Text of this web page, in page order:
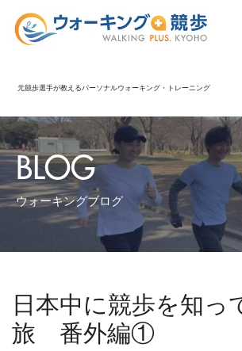
元競歩選手が教えるパーソナルウォーキング・トレーニング
BLOG
ウォーキングブログ
日本中に競歩を知っ
旅 番外編①